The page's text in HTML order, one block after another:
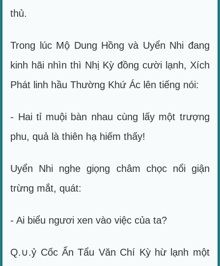
thủ.
Trong lúc Mộ Dung Hồng và Uyển Nhi đang
kinh hãi nhìn thì Nhị Kỳ đồng cười lạnh, Xích
Phát linh hầu Thường Khứ Ác lên tiếng nói:
- Hai tỉ muội bàn nhau cùng lấy một trượng
phu, quả là thiên hạ hiếm thấy!
Uyển Nhi nghe giọng châm chọc nổi giận
trừng mắt, quát:
- Ai biểu ngươi xen vào việc của ta?
Q.∪.ỷ Cốc Ẩn Tẩu Văn Chí Kỳ hừ lạnh một